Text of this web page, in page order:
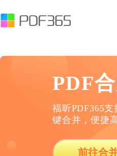
PDF
福昕PDF365
键合并，便捷
前往合